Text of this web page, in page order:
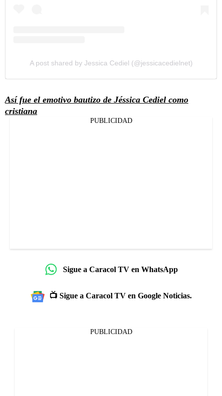
A post shared by Jessica Cediel (@jessicacedielnet)
Así fue el emotivo bautizo de Jéssica Cediel como
cristiana
PUBLICIDAD
Sigue a Caracol TV en WhatsApp
📺 Sigue a Caracol TV en Google Noticias.
PUBLICIDAD